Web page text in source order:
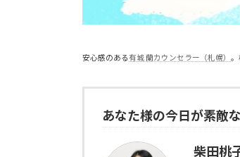
安心感のある有城 蘭カウンセラー（札幌）
あなた様の今日が素敵
柴田桃